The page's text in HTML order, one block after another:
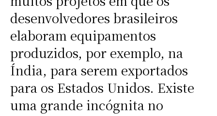
desenvolvedores brasileiros
elaboram equipamentos
produzidos, por exemplo, na
Índia, para serem exportados
para os Estados Unidos. Existe
uma grande incógnita no